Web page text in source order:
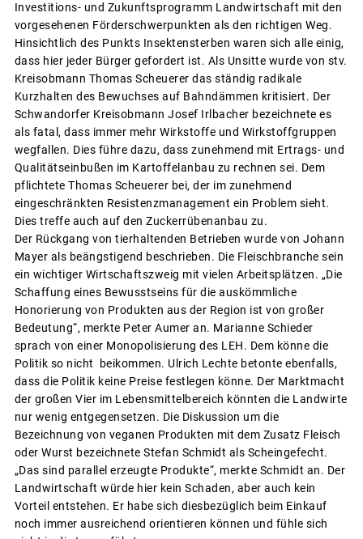
Investitions- und Zukunftsprogramm Landwirtschaft mit den
vorgesehenen Förderschwerpunkten als den richtigen Weg.
Hinsichtlich des Punkts Insektensterben waren sich alle einig,
dass hier jeder Bürger gefordert ist. Als Unsitte wurde von stv.
Kreisobmann Thomas Scheuerer das ständig radikale
Kurzhalten des Bewuchses auf Bahndämmen kritisiert. Der
Schwandorfer Kreisobmann Josef Irlbacher bezeichnete es
als fatal, dass immer mehr Wirkstoffe und Wirkstoffgruppen
wegfallen. Dies führe dazu, dass zunehmend mit Ertrags- und
Qualitätseinbußen im Kartoffelanbau zu rechnen sei. Dem
pflichtete Thomas Scheuerer bei, der im zunehmend
eingeschränkten Resistenzmanagement ein Problem sieht.
Dies treffe auch auf den Zuckerrübenanbau zu.
Der Rückgang von tierhaltenden Betrieben wurde von Johann
Mayer als beängstigend beschrieben. Die Fleischbranche sein
ein wichtiger Wirtschaftszweig mit vielen Arbeitsplätzen. „Die
Schaffung eines Bewusstseins für die auskömmliche
Honorierung von Produkten aus der Region ist von großer
Bedeutung“, merkte Peter Aumer an. Marianne Schieder
sprach von einer Monopolisierung des LEH. Dem könne die
Politik so nicht beikommen. Ulrich Lechte betonte ebenfalls,
dass die Politik keine Preise festlegen könne. Der Marktmacht
der großen Vier im Lebensmittelbereich könnten die Landwirte
nur wenig entgegensetzen. Die Diskussion um die
Bezeichnung von veganen Produkten mit dem Zusatz Fleisch
oder Wurst bezeichnete Stefan Schmidt als Scheingefecht.
„Das sind parallel erzeugte Produkte“, merkte Schmidt an. Der
Landwirtschaft würde hier kein Schaden, aber auch kein
Vorteil entstehen. Er habe sich diesbezüglich beim Einkauf
noch immer ausreichend orientieren können und fühle sich